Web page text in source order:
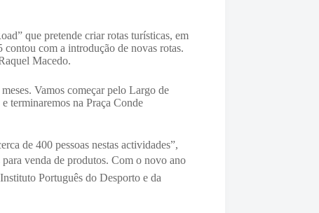
que pretende criar rotas turísticas, em
contou com a introdução de novas rotas.
Macedo.
Vamos começar pelo Largo de
terminaremos na Praça Conde
de 400 pessoas nestas actividades”,
venda de produtos. Com o novo ano
Português do Desporto e da